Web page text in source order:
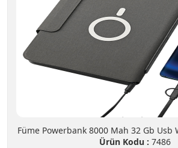
Füme Powerbank 8000 Mah 32 Gb
Ürün Kodu : 7486